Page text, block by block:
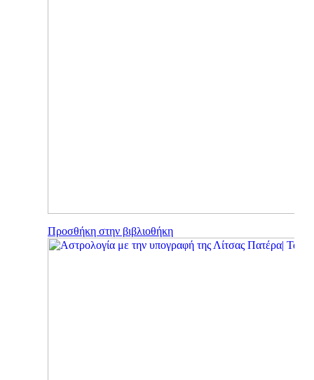
Προσθήκη στην βιβλιοθήκη